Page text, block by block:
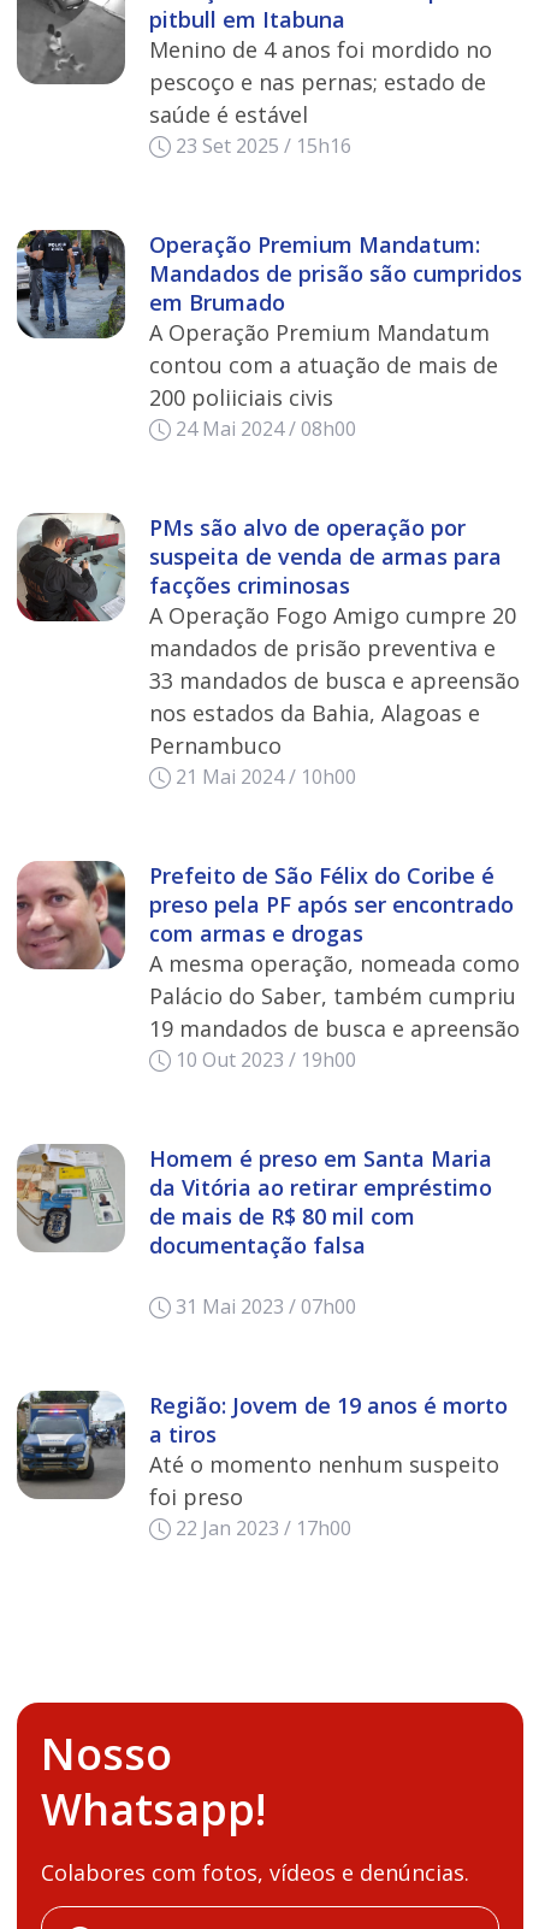
pitbull em Itabuna
Menino de 4 anos foi mordido no
pescoço e nas pernas; estado de
saúde é estável
23 Set 2025 / 15h16
Operação Premium Mandatum:
Mandados de prisão são cumpridos
em Brumado
A Operação Premium Mandatum
contou com a atuação de mais de
200 poliiciais civis
24 Mai 2024 / 08h00
PMs são alvo de operação por
suspeita de venda de armas para
facções criminosas
A Operação Fogo Amigo cumpre 20
mandados de prisão preventiva e
33 mandados de busca e apreensão
nos estados da Bahia, Alagoas e
Pernambuco
21 Mai 2024 / 10h00
Prefeito de São Félix do Coribe é
preso pela PF após ser encontrado
com armas e drogas
A mesma operação, nomeada como
Palácio do Saber, também cumpriu
19 mandados de busca e apreensão
10 Out 2023 / 19h00
Homem é preso em Santa Maria
da Vitória ao retirar empréstimo
de mais de R$ 80 mil com
documentação falsa
31 Mai 2023 / 07h00
Região: Jovem de 19 anos é morto
a tiros
Até o momento nenhum suspeito
foi preso
22 Jan 2023 / 17h00
Nosso
Whatsapp!
Colabores com fotos, vídeos e denúncias.